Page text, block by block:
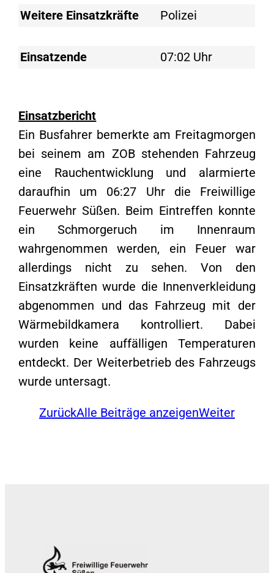
Weitere Einsatzkräfte Polizei
Einsatzende 07:02 Uhr
Einsatzbericht
Ein Busfahrer bemerkte am Freitagmorgen
bei seinem am ZOB stehenden Fahrzeug
eine Rauchentwicklung und alarmierte
daraufhin um 06:27 Uhr die Freiwillige
Feuerwehr Süßen. Beim Eintreffen konnte
ein Schmorgeruch im Innenraum
wahrgenommen werden, ein Feuer war
allerdings nicht zu sehen. Von den
Einsatzkräften wurde die Innenverkleidung
abgenommen und das Fahrzeug mit der
Wärmebildkamera kontrolliert. Dabei
wurden keine auffälligen Temperaturen
entdeckt. Der Weiterbetrieb des Fahrzeugs
wurde untersagt.
ZurückAlle Beiträge anzeigenWeiter